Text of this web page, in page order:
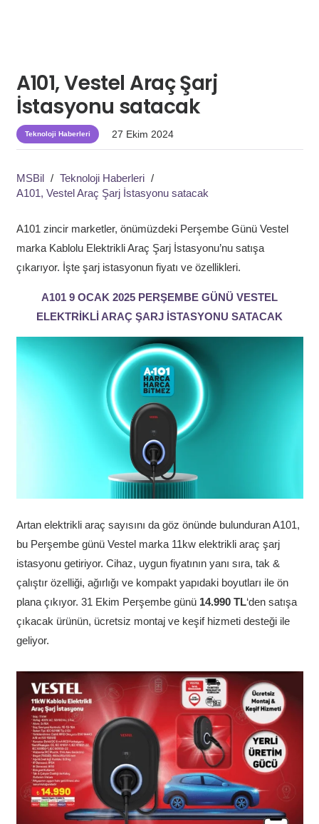
A101, Vestel Araç Şarj
İstasyonu satacak
Teknoloji Haberleri 27 Ekim 2024
MSBil / Teknoloji Haberleri /
A101, Vestel Araç Şarj İstasyonu satacak
A101 zincir marketler, önümüzdeki Perşembe Günü Vestel
marka Kablolu Elektrikli Araç Şarj İstasyonu’nu satışa
çıkarıyor. İşte şarj istasyonun fiyatı ve özellikleri.
A101 9 OCAK 2025 PERŞEMBE GÜNÜ VESTEL
ELEKTRİKLİ ARAÇ ŞARJ İSTASYONU SATACAK
Artan elektrikli araç sayısını da göz önünde bulunduran A101,
bu Perşembe günü Vestel marka 11kw elektrikli araç şarj
istasyonu getiriyor. Cihaz, uygun fiyatının yanı sıra, tak &
çalıştır özelliği, ağırlığı ve kompakt yapıdaki boyutları ile ön
plana çıkıyor. 31 Ekim Perşembe günü 14.990 TL‘den satışa
çıkacak ürünün, ücretsiz montaj ve keşif hizmeti desteği ile
geliyor.